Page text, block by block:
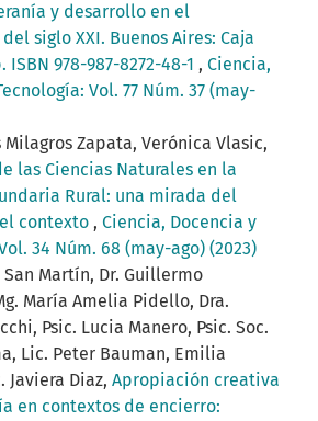
y desarrollo en el
siglo XXI. Buenos Aires: Caja
ISBN 978-987-8272-48-1 , Ciencia,
Vol. 77 Núm. 37 (may-
Milagros Zapata, Verónica Vlasic,
las Ciencias Naturales en la
Rural: una mirada del
contexto , Ciencia, Docencia y
34 Núm. 68 (may-ago) (2023)
San Martín, Dr. Guillermo
María Amelia Pidello, Dra.
Psic. Lucia Manero, Psic. Soc.
Lic. Peter Bauman, Emilia
Javiera Diaz, Apropiación creativa
en contextos de encierro: